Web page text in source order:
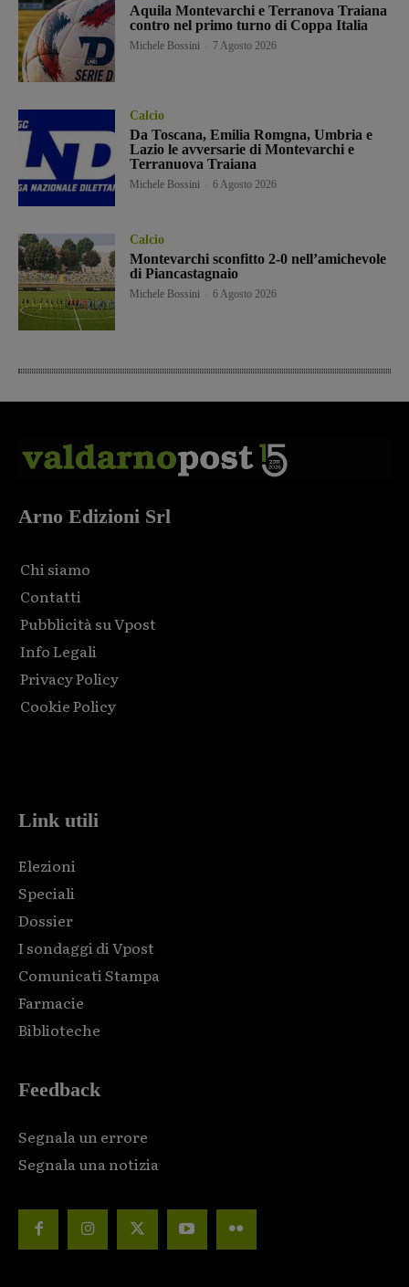
Aquila Montevarchi e Terranova Traiana
contro nel primo turno di Coppa Italia
Michele Bossini 7 Agosto 2026
Calcio
Da Toscana, Emilia Romgna, Umbria e
Lazio le avversarie di Montevarchi e
Terranuova Traiana
Michele Bossini 6 Agosto 2026
Calcio
Montevarchi sconfitto 2-0 nell’amichevole
di Piancastagnaio
Michele Bossini 6 Agosto 2026
Arno Edizioni Srl
Chi siamo
Contatti
Pubblicità su Vpost
Info Legali
Privacy Policy
Cookie Policy
Link utili
Elezioni
Speciali
Dossier
I sondaggi di Vpost
Comunicati Stampa
Farmacie
Biblioteche
Feedback
Segnala un errore
Segnala una notizia